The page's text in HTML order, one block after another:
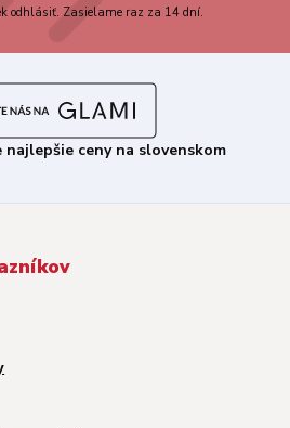
odhlásiť. Zasielame raz za 14 dní.